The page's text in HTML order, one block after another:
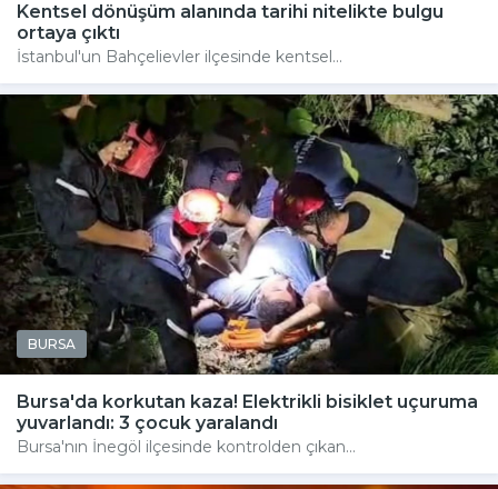
Kentsel dönüşüm alanında tarihi nitelikte bulgu
ortaya çıktı
İstanbul'un Bahçelievler ilçesinde kentsel...
BURSA
Bursa'da korkutan kaza! Elektrikli bisiklet uçuruma
yuvarlandı: 3 çocuk yaralandı
Bursa'nın İnegöl ilçesinde kontrolden çıkan...